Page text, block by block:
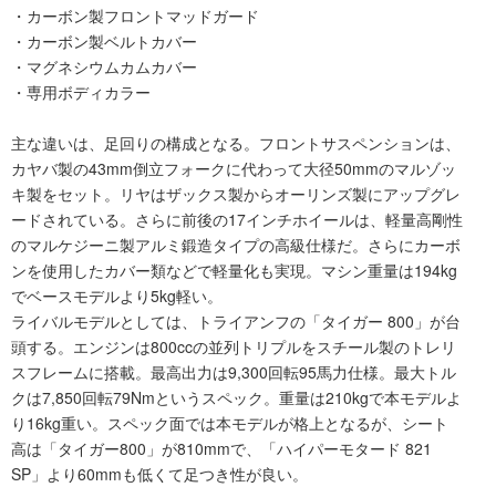
・カーボン製フロントマッドガード
・カーボン製ベルトカバー
・マグネシウムカムカバー
・専用ボディカラー
主な違いは、足回りの構成となる。フロントサスペンションは、
カヤバ製の43mm倒立フォークに代わって大径50mmのマルゾッ
キ製をセット。リヤはザックス製からオーリンズ製にアップグレ
ードされている。さらに前後の17インチホイールは、軽量高剛性
のマルケジーニ製アルミ鍛造タイプの高級仕様だ。さらにカーボ
ンを使用したカバー類などで軽量化も実現。マシン重量は194kg
でベースモデルより5kg軽い。
ライバルモデルとしては、トライアンフの「タイガー 800」が台
頭する。エンジンは800ccの並列トリプルをスチール製のトレリ
スフレームに搭載。最高出力は9,300回転95馬力仕様。最大トル
クは7,850回転79Nmというスペック。重量は210kgで本モデルよ
り16kg重い。スペック面では本モデルが格上となるが、シート
高は「タイガー800」が810mmで、「ハイパーモタード 821
SP」より60mmも低くて足つき性が良い。